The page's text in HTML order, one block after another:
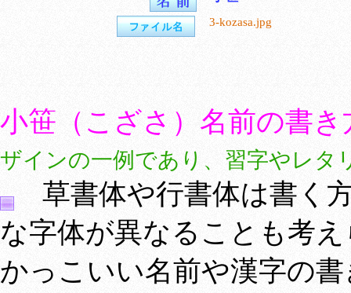
3-kozasa.jpg
小笹（こざさ）名前の書
ザインの一例であり、習字やレタ
草書体や行書体は書く
な字体が異なることも考
かっこいい名前や漢字の